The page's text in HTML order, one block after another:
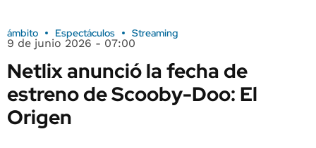
ámbito Espectáculos Streaming
9 de junio 2026 - 07:00
Netlix anunció la fecha de
estreno de Scooby-Doo: El
Origen